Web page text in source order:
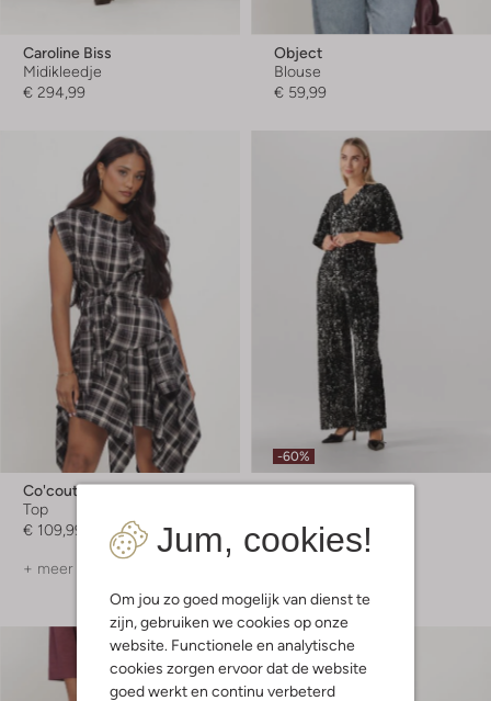
Jum, cookies!
Om jou zo goed mogelijk van dienst te
zijn, gebruiken we cookies op onze
website. Functionele en analytische
cookies zorgen ervoor dat de website
goed werkt en continu verbeterd
Caroline Biss
Midikleedje
€ 294,99
Object
Blouse
€ 59,99
Co'couture
Top
€ 109,99
+ meer kleuren
-60%
Y.a.s.
€ 139,99 € 55,99